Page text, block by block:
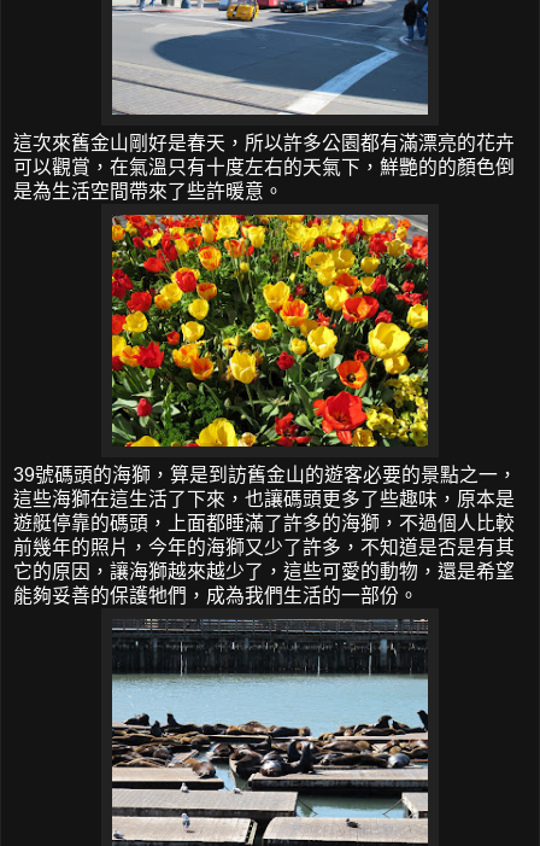
這次來舊金山剛好是春天，所以許多公園都有滿漂亮的花卉
可以觀賞，在氣溫只有十度左右的天氣下，鮮艷的的顏色倒
是為生活空間帶來了些許暖意。
39號碼頭的海獅，算是到訪舊金山的遊客必要的景點之一，
這些海獅在這生活了下來，也讓碼頭更多了些趣味，原本是
遊艇停靠的碼頭，上面都睡滿了許多的海獅，不過個人比較
前幾年的照片，今年的海獅又少了許多，不知道是否是有其
它的原因，讓海獅越來越少了，這些可愛的動物，還是希望
能夠妥善的保護牠們，成為我們生活的一部份。